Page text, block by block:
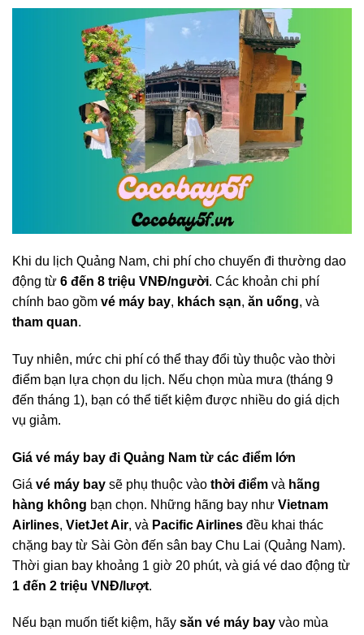
Khi du lịch Quảng Nam, chi phí cho chuyến đi thường dao
động từ 6 đến 8 triệu VNĐ/người. Các khoản chi phí
chính bao gồm vé máy bay, khách sạn, ăn uống, và
tham quan.
Tuy nhiên, mức chi phí có thể thay đổi tùy thuộc vào thời
điểm bạn lựa chọn du lịch. Nếu chọn mùa mưa (tháng 9
đến tháng 1), bạn có thể tiết kiệm được nhiều do giá dịch
vụ giảm.
Giá vé máy bay đi Quảng Nam từ các điểm lớn
Giá vé máy bay sẽ phụ thuộc vào thời điểm và hãng
hàng không bạn chọn. Những hãng bay như Vietnam
Airlines, VietJet Air, và Pacific Airlines đều khai thác
chặng bay từ Sài Gòn đến sân bay Chu Lai (Quảng Nam).
Thời gian bay khoảng 1 giờ 20 phút, và giá vé dao động từ
1 đến 2 triệu VNĐ/lượt.
Nếu bạn muốn tiết kiệm, hãy săn vé máy bay vào mùa